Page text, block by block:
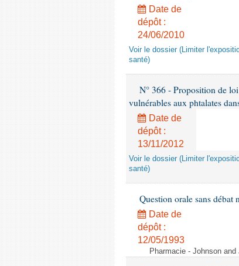
Date de
dépôt :
24/06/2010
Voir le dossier (Limiter
santé)
N° 366 - Proposition de
vulnérables aux phtalates
Date de
dépôt :
13/11/2012
Voir le dossier (Limiter
santé)
Question orale sans
Date de
dépôt :
12/05/1993
Pharmacie - Johnson